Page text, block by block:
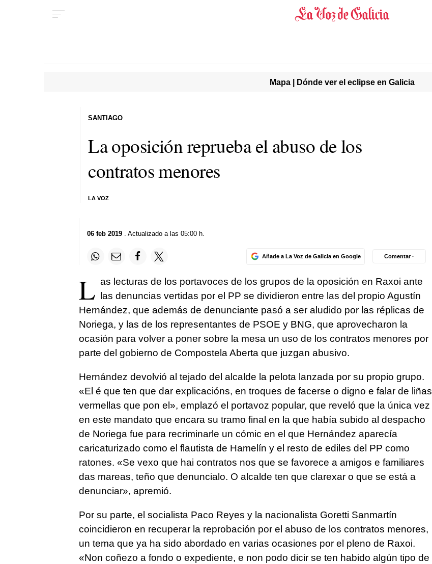
Mapa | Dónde ver el eclipse en Galicia
La oposición reprueba el abuso de los
contratos menores
LA VOZ
SANTIAGO
06 feb 2019. Actualizado a las 05:00 h.
Añade a La Voz de Galicia en Google Comentar ·
L as lecturas de los portavoces de los grupos de la oposición en Raxoi ante
las denuncias vertidas por el PP se dividieron entre las del propio Agustín
Hernández, que además de denunciante pasó a ser aludido por las réplicas de
Noriega, y las de los representantes de PSOE y BNG, que aprovecharon la
ocasión para volver a poner sobre la mesa un uso de los contratos menores por
parte del gobierno de Compostela Aberta que juzgan abusivo.
Hernández devolvió al tejado del alcalde la pelota lanzada por su propio grupo.
«El é que ten que dar explicacións, en troques de facerse o digno e falar de liñas
vermellas que pon el», emplazó el portavoz popular, que reveló que la única vez
en este mandato que encara su tramo final en la que había subido al despacho
de Noriega fue para recriminarle un cómic en el que Hernández aparecía
caricaturizado como el flautista de Hamelín y el resto de ediles del PP como
ratones. «Se vexo que hai contratos nos que se favorece a amigos e familiares
das mareas, teño que denuncialo. O alcalde ten que clarexar o que se está a
denunciar», apremió.
Por su parte, el socialista Paco Reyes y la nacionalista Goretti Sanmartín
coincidieron en recuperar la reprobación por el abuso de los contratos menores,
un tema que ya ha sido abordado en varias ocasiones por el pleno de Raxoi.
«Non coñezo a fondo o expediente, e non podo dicir se ten habido algún tipo de